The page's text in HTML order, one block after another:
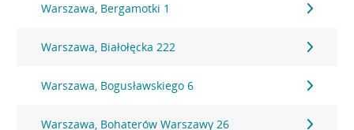
Warszawa, Bergamotki 1
Warszawa, Białołęcka 222
Warszawa, Bogusławskiego 6
Warszawa, Bohaterów Warszawy 26